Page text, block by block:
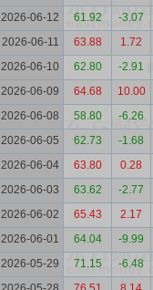
2026-06-12
61.92 -3.07
2026-06-11
63.88 1.72
2026-06-10
62.80 -2.91
2026-06-09
64.68 10.00
2026-06-08
58.80 -6.26
2026-06-05
62.73 -1.68
2026-06-04
63.80 0.28
2026-06-03
63.62 -2.77
2026-06-02
65.43 2.17
2026-06-01
64.04 -9.99
2026-05-29
71.15 -6.48